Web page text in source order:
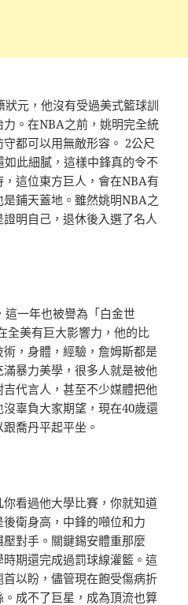
元，他沒有受過美式籃球訓
。在NBA之前，姚明完全統
都可以用無敵形容。 2公尺
此細膩，這樣中鋒真的令不
這位東方巨人，會在NBA有
鋪天蓋地。雖然姚明NBA之
明自己，退休後入選了名人
這一年也被譽為「白金世
全美有巨大影響力，他的比
，身體，經驗，詹姆斯都是
暴力美學，很多人就是被他
代言人，甚至不少媒體把他
辜負大家期望，現在40歲還
喬丹平起平坐。
看過他大學比賽，你就知道
衛身高，中鋒的噸位和力
對手。關鍵錫安體重那麼
期還完成過罰球線灌籃。這
以盼，儘管現在飽受傷病折
成不了巨星，成為頂流也算